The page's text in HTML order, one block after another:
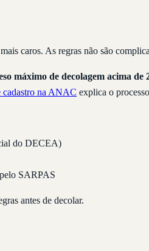
caros. As regras não são
máximo de decolagem acima de
cadastro na ANAC explica o
do DECEA)
SARPAS
antes de decolar.